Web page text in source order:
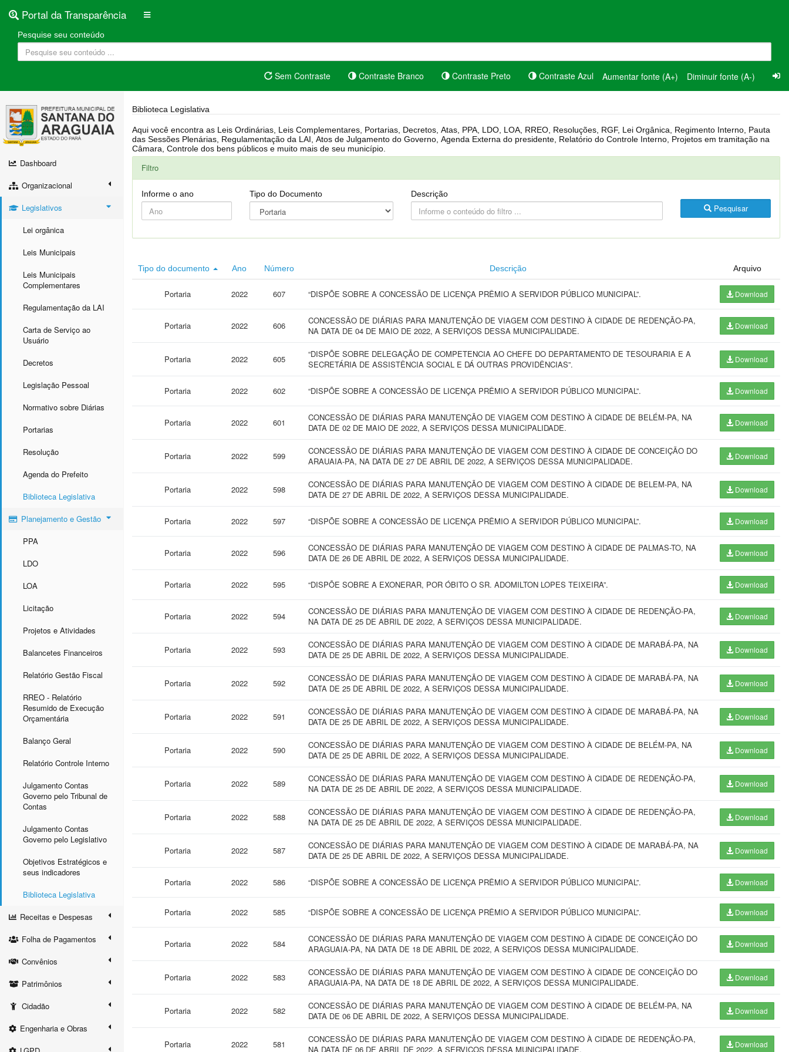
Portal da Transparência
Pesquise seu conteúdo
Sem Contraste Contraste Branco Contraste Preto Contraste Azul Aumentar fonte (A+) Diminuir fonte (A-)
Dashboard
Organizacional
Legislativos
Lei orgânica
Leis Municipais
Leis Municipais
Complementares
Regulamentação da LAI
Carta de Serviço ao
Usuário
Decretos
Legislação Pessoal
Normativo sobre Diárias
Portarias
Resolução
Agenda do Prefeito
Biblioteca Legislativa
Planejamento e Gestão
PPA
LDO
LOA
Licitação
Projetos e Atividades
Balancetes Financeiros
Relatório Gestão Fiscal
RREO - Relatório
Resumido de Execução
Orçamentária
Balanço Geral
Relatório Controle Interno
Julgamento Contas
Governo pelo Tribunal de
Contas
Julgamento Contas
Governo pelo Legislativo
Objetivos Estratégicos e
seus indicadores
Biblioteca Legislativa
Receitas e Despesas
Folha de Pagamentos
Convênios
Patrimônios
Cidadão
Engenharia e Obras
Biblioteca Legislativa
Aqui você encontra as Leis Ordinárias, Leis Complementares, Portarias, Decretos, Atas, PPA, LDO, LOA, RREO, Resoluções, RGF, Lei Orgânica, Regimento Interno, Pauta
das Sessões Plenárias, Regulamentação da LAI, Atos de Julgamento do Governo, Agenda Externa do presidente, Relatório do Controle Interno, Projetos em tramitação na
Câmara, Controle dos bens públicos e muito mais de seu município.
Filtro
Informe o ano Tipo do Documento Descrição
Pesquisar
Tipo do documento Ano Número Descrição Arquivo
Portaria 2022 607 “DISPÕE SOBRE A CONCESSÃO DE LICENÇA PRÊMIO A SERVIDOR PÚBLICO MUNICIPAL”. Download
Portaria 2022 606
CONCESSÃO DE DIÁRIAS PARA MANUTENÇÃO DE VIAGEM COM DESTINO À CIDADE DE REDENÇÃO-PA,
NA DATA DE 04 DE MAIO DE 2022, A SERVIÇOS DESSA MUNICIPALIDADE.
Download
Portaria 2022 605
“DISPÕE SOBRE DELEGAÇÃO DE COMPETENCIA AO CHEFE DO DEPARTAMENTO DE TESOURARIA E A
SECRETÁRIA DE ASSISTÊNCIA SOCIAL E DÁ OUTRAS PROVIDÊNCIAS”.
Download
Portaria 2022 602 “DISPÕE SOBRE A CONCESSÃO DE LICENÇA PRÊMIO A SERVIDOR PÚBLICO MUNICIPAL”. Download
Portaria 2022 601
CONCESSÃO DE DIÁRIAS PARA MANUTENÇÃO DE VIAGEM COM DESTINO À CIDADE DE BELÉM-PA, NA
DATA DE 02 DE MAIO DE 2022, A SERVIÇOS DESSA MUNICIPALIDADE.
Download
Portaria 2022 599
CONCESSÃO DE DIÁRIAS PARA MANUTENÇÃO DE VIAGEM COM DESTINO À CIDADE DE CONCEIÇÃO DO
ARAUAIA-PA, NA DATA DE 27 DE ABRIL DE 2022, A SERVIÇOS DESSA MUNICIPALIDADE.
Download
Portaria 2022 598
CONCESSÃO DE DIÁRIAS PARA MANUTENÇÃO DE VIAGEM COM DESTINO À CIDADE DE BELEM-PA, NA
DATA DE 27 DE ABRIL DE 2022, A SERVIÇOS DESSA MUNICIPALIDADE.
Download
Portaria 2022 597 “DISPÕE SOBRE A CONCESSÃO DE LICENÇA PRÊMIO A SERVIDOR PÚBLICO MUNICIPAL”. Download
Portaria 2022 596
CONCESSÃO DE DIÁRIAS PARA MANUTENÇÃO DE VIAGEM COM DESTINO À CIDADE DE PALMAS-TO, NA
DATA DE 26 DE ABRIL DE 2022, A SERVIÇOS DESSA MUNICIPALIDADE.
Download
Portaria 2022 595 “DISPÕE SOBRE A EXONERAR, POR ÓBITO O SR. ADOMILTON LOPES TEIXEIRA”. Download
Portaria 2022 594
CONCESSÃO DE DIÁRIAS PARA MANUTENÇÃO DE VIAGEM COM DESTINO À CIDADE DE REDENÇÃO-PA,
NA DATA DE 25 DE ABRIL DE 2022, A SERVIÇOS DESSA MUNICIPALIDADE.
Download
Portaria 2022 593
CONCESSÃO DE DIÁRIAS PARA MANUTENÇÃO DE VIAGEM COM DESTINO À CIDADE DE MARABÁ-PA, NA
DATA DE 25 DE ABRIL DE 2022, A SERVIÇOS DESSA MUNICIPALIDADE.
Download
Portaria 2022 592
CONCESSÃO DE DIÁRIAS PARA MANUTENÇÃO DE VIAGEM COM DESTINO À CIDADE DE MARABÁ-PA, NA
DATA DE 25 DE ABRIL DE 2022, A SERVIÇOS DESSA MUNICIPALIDADE.
Download
Portaria 2022 591
CONCESSÃO DE DIÁRIAS PARA MANUTENÇÃO DE VIAGEM COM DESTINO À CIDADE DE MARABÁ-PA, NA
DATA DE 25 DE ABRIL DE 2022, A SERVIÇOS DESSA MUNICIPALIDADE.
Download
Portaria 2022 590
CONCESSÃO DE DIÁRIAS PARA MANUTENÇÃO DE VIAGEM COM DESTINO À CIDADE DE BELÉM-PA, NA
DATA DE 25 DE ABRIL DE 2022, A SERVIÇOS DESSA MUNICIPALIDADE.
Download
Portaria 2022 589
CONCESSÃO DE DIÁRIAS PARA MANUTENÇÃO DE VIAGEM COM DESTINO À CIDADE DE REDENÇÃO-PA,
NA DATA DE 25 DE ABRIL DE 2022, A SERVIÇOS DESSA MUNICIPALIDADE.
Download
Portaria 2022 588
CONCESSÃO DE DIÁRIAS PARA MANUTENÇÃO DE VIAGEM COM DESTINO À CIDADE DE REDENÇÃO-PA,
NA DATA DE 25 DE ABRIL DE 2022, A SERVIÇOS DESSA MUNICIPALIDADE.
Download
Portaria 2022 587
CONCESSÃO DE DIÁRIAS PARA MANUTENÇÃO DE VIAGEM COM DESTINO À CIDADE DE MARABÁ-PA, NA
DATA DE 25 DE ABRIL DE 2022, A SERVIÇOS DESSA MUNICIPALIDADE.
Download
Portaria 2022 586 “DISPÕE SOBRE A CONCESSÃO DE LICENÇA PRÊMIO A SERVIDOR PÚBLICO MUNICIPAL”. Download
Portaria 2022 585 “DISPÕE SOBRE A CONCESSÃO DE LICENÇA PRÊMIO A SERVIDOR PÚBLICO MUNICIPAL”. Download
Portaria 2022 584
CONCESSÃO DE DIÁRIAS PARA MANUTENÇÃO DE VIAGEM COM DESTINO À CIDADE DE CONCEIÇÃO DO
ARAGUAIA-PA, NA DATA DE 18 DE ABRIL DE 2022, A SERVIÇOS DESSA MUNICIPALIDADE.
Download
Portaria 2022 583
CONCESSÃO DE DIÁRIAS PARA MANUTENÇÃO DE VIAGEM COM DESTINO À CIDADE DE CONCEIÇÃO DO
ARAGUAIA-PA, NA DATA DE 18 DE ABRIL DE 2022, A SERVIÇOS DESSA MUNICIPALIDADE.
Download
Portaria 2022 582
CONCESSÃO DE DIÁRIAS PARA MANUTENÇÃO DE VIAGEM COM DESTINO À CIDADE DE BELÉM-PA, NA
DATA DE 06 DE ABRIL DE 2022, A SERVIÇOS DESSA MUNICIPALIDADE.
Download
Portaria 2022 581
CONCESSÃO DE DIÁRIAS PARA MANUTENÇÃO DE VIAGEM COM DESTINO À CIDADE DE REDENÇÃO-PA,
NA DATA DE 06 DE ABRIL DE 2022, A SERVIÇOS DESSA MUNICIPALIDADE.
Download